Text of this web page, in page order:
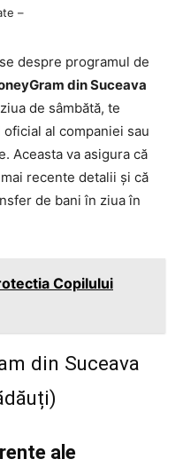
–
despre programul de
din Suceava
de sâmbătă, te
al companiei sau
Aceasta va asigura că
recente detalii și că
de bani în ziua în
Copilului
din Suceava
ale